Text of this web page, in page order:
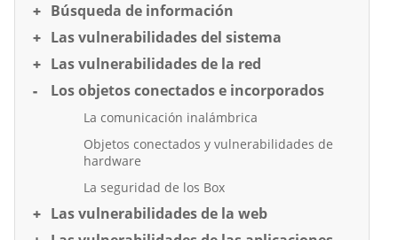
Búsqueda de información
Las vulnerabilidades del sistema
Las vulnerabilidades de la red
Los objetos conectados e incorporados
La comunicación inalámbrica
Objetos conectados y vulnerabilidades de
hardware
La seguridad de los Box
Las vulnerabilidades de la web